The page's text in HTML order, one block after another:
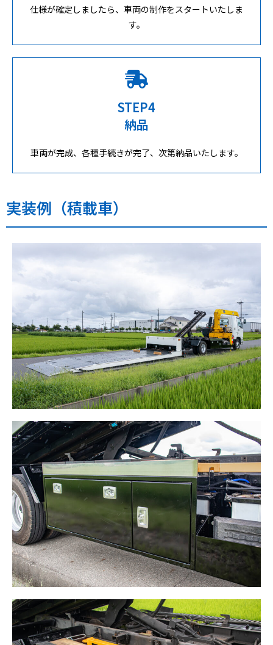
仕様が確定しましたら、車両の制作をスタートいたしま
す。
STEP4
納品
車両が完成、各種手続きが完了、次第納品いたします。
実装例（積載車）